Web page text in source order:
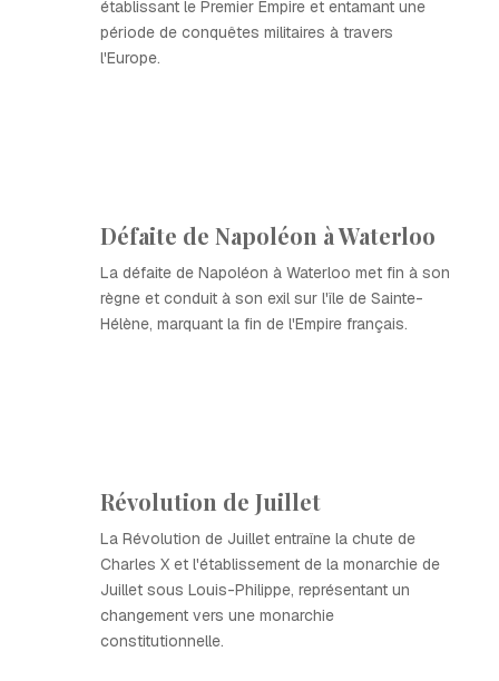
établissant le Premier Empire et entamant une
période de conquêtes militaires à travers
l'Europe.
Défaite de Napoléon à Waterloo
La défaite de Napoléon à Waterloo met fin à son
règne et conduit à son exil sur l'île de Sainte-
Hélène, marquant la fin de l'Empire français.
Révolution de Juillet
La Révolution de Juillet entraîne la chute de
Charles X et l'établissement de la monarchie de
Juillet sous Louis-Philippe, représentant un
changement vers une monarchie
constitutionnelle.